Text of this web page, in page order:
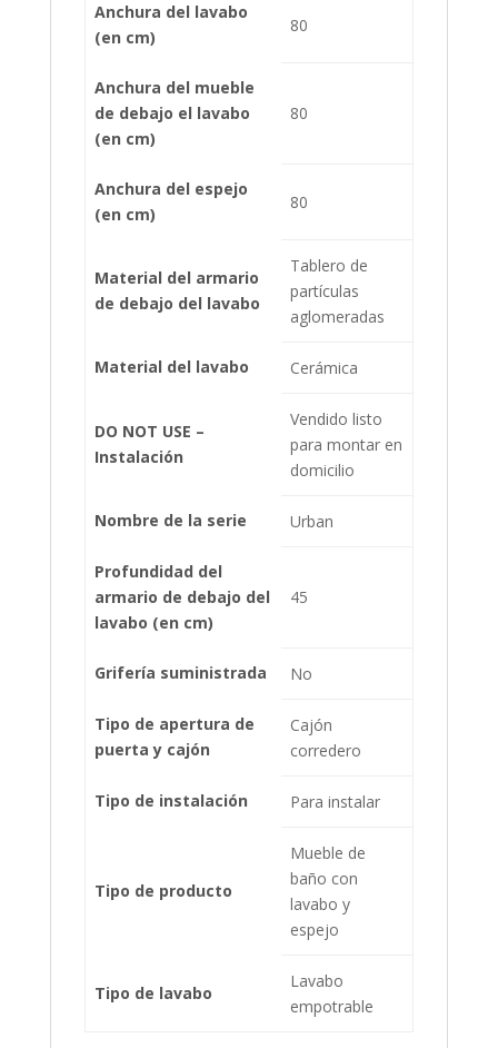
Anchura del lavabo
(en cm)
80
Anchura del mueble
de debajo el lavabo
(en cm)
80
Anchura del espejo
(en cm)
80
Material del armario
de debajo del lavabo
Tablero de
partículas
aglomeradas
Material del lavabo Cerámica
DO NOT USE –
Instalación
Vendido listo
para montar en
domicilio
Nombre de la serie Urban
Profundidad del
armario de debajo del
lavabo (en cm)
45
Grifería suministrada No
Tipo de apertura de
puerta y cajón
Cajón
corredero
Tipo de instalación Para instalar
Tipo de producto
Mueble de
baño con
lavabo y
espejo
Tipo de lavabo
Lavabo
empotrable